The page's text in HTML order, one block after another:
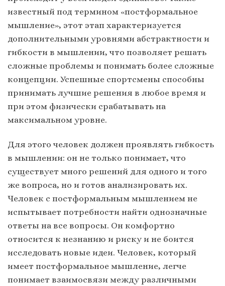
известный под термином «постформальное
мышление», этот этап характеризуется
дополнительными уровнями абстрактности и
гибкости в мышлении, что позволяет решать
сложные проблемы и понимать более сложные
концепции. Успешные спортсмены способны
принимать лучшие решения в любое время и
при этом физически срабатывать на
максимальном уровне.
Для этого человек должен проявлять гибкость
в мышлении: он не только понимает, что
существует много решений для одного и того
же вопроса, но и готов анализировать их.
Человек с постформальным мышлением не
испытывает потребности найти однозначные
ответы на все вопросы. Он комфортно
относится к незнанию и риску и не боится
исследовать новые идеи. Человек, который
имеет постформальное мышление, легче
понимает взаимосвязи между различными